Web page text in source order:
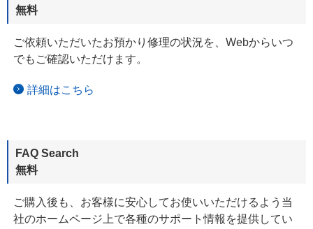
無料
ご依頼いただいたお預かり修理の状況を、Webからいつ
でもご確認いただけます。
詳細はこちら
FAQ Search
無料
ご購入後も、お客様に安心してお使いいただけるよう当
社のホームページ上で各種のサポート情報を提供してい